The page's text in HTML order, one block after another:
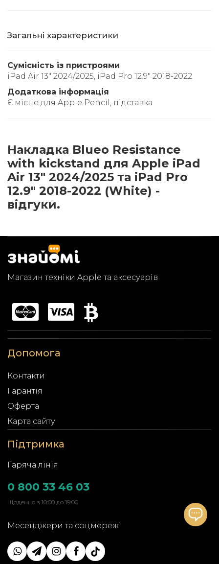
Загальні характеристики
Сумісність із пристроями
iPad Air 13" 2024/2025, iPad Pro 12.9" 2018-2022
Додаткова інформація
Є місце для Apple Pencil, підставка
Накладка Blueo Resistance
with kickstand для Apple iPad
Air 13" 2024/2025 та iPad Pro
12.9" 2018-2022 (White) -
відгуки.
Магазин техніки Apple та аксесуарів
Допомога
Контакти
Гарантія
Оферта
Карта сайту
Підтримка
Гаряча лінія
0 800 33 46 03
Щоденно з 10:00 до 19:00
Месенджери та соцмережі